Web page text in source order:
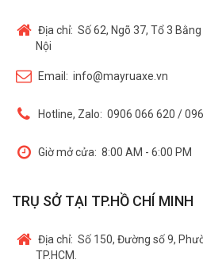
Địa chỉ: Số 62, Ngõ 37, Tổ 3
Nội
Email: info@mayruaxe.vn
Hotline, Zalo: 0906 066 620 /
Giờ mở cửa: 8:00 AM - 6:00 PM
TRỤ SỞ TẠI TP.HỒ CHÍ MINH
Địa chỉ: Số 150, Đường số 9,
TP.HCM.